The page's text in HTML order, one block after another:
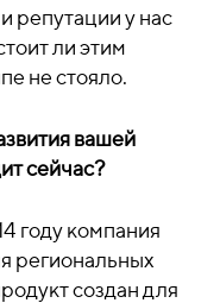
репутации у нас
ли этим
не стояло.
вашей
сейчас?
году компания
региональных
создан для